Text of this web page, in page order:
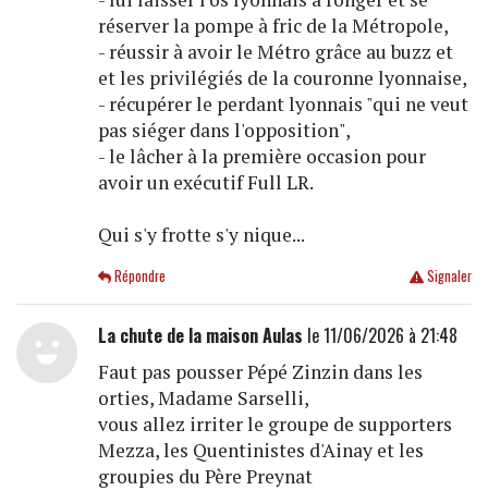
réserver la pompe à fric de la Métropole,
- réussir à avoir le Métro grâce au buzz et
et les privilégiés de la couronne lyonnaise,
- récupérer le perdant lyonnais "qui ne veut
pas siéger dans l'opposition",
- le lâcher à la première occasion pour
avoir un exécutif Full LR.
Qui s'y frotte s'y nique...
Signaler
Répondre
La chute de la maison Aulas le 11/06/2026 à 21:48
Faut pas pousser Pépé Zinzin dans les
orties, Madame Sarselli,
vous allez irriter le groupe de supporters
Mezza, les Quentinistes d'Ainay et les
groupies du Père Preynat